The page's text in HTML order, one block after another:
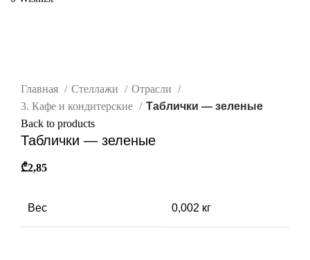
Главная
Стеллажи
Отрасли
3. Кафе и кондитерские
Таблички — зеленые
Back to products
Таблички — зеленые
₾2,85
Вес 0,002 кг